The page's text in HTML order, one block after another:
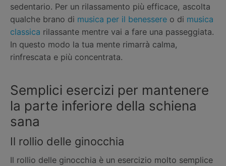
sedentario. Per un rilassamento più efficace, ascolta
qualche brano di musica per il benessere o di musica
classica rilassante mentre vai a fare una passeggiata.
In questo modo la tua mente rimarrà calma,
rinfrescata e più concentrata.
Semplici esercizi per mantenere
la parte inferiore della schiena
sana
Il rollio delle ginocchia
Il rollio delle ginocchia è un esercizio molto semplice